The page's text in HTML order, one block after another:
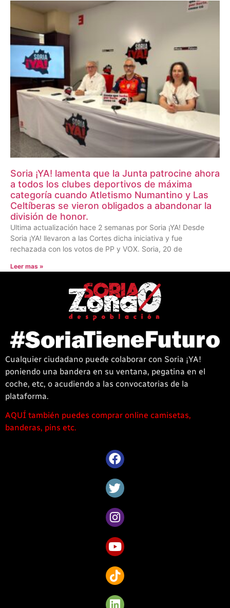
Soria ¡YA! lamenta que la Junta patrocine ahora
a todos los clubes deportivos de máxima
categoría cuando Atletismo Numantino y Las
Celtíberas se vieron obligados a abandonar la
división de honor.
Ultima actualización hace 2 semanas por Soria ¡YA! Desde
Soria ¡YA! llevaron a las Cortes dicha iniciativa y fue
rechazada con los votos de PP y VOX. Soria, 20 de
Leer mas »
Cualquier ciudadano puede colaborar con Soria ¡YA!
poniendo una bandera en su ventana, pegatina en el
coche, etc, o acudiendo a las convocatorias de la
plataforma.
1win
casino
AQUÍ también puedes comprar online camisetas,
banderas, pins etc.